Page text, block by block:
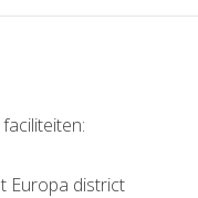
Europa district